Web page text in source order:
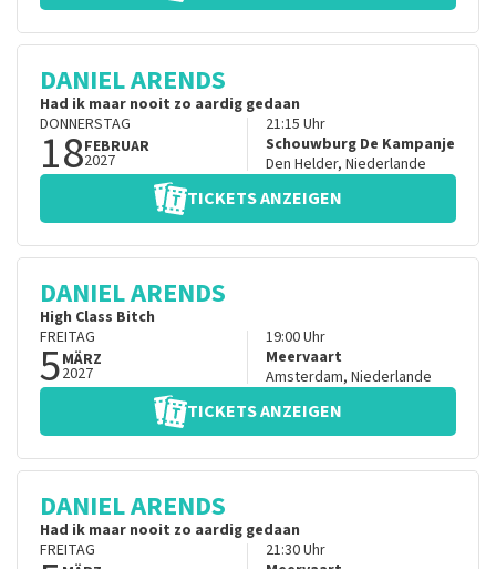
DANIEL ARENDS
Had ik maar nooit zo aardig gedaan
DONNERSTAG
18FEBRUAR
2027
21:15 Uhr
Schouwburg De Kampanje
Den Helder, Niederlande
TICKETS ANZEIGEN
DANIEL ARENDS
High Class Bitch
FREITAG
5MÄRZ
2027
19:00Uhr
Meervaart
Amsterdam, Niederlande
TICKETS ANZEIGEN
DANIEL ARENDS
Had ik maar nooit zo aardig gedaan
FREITAG
21:30Uhr